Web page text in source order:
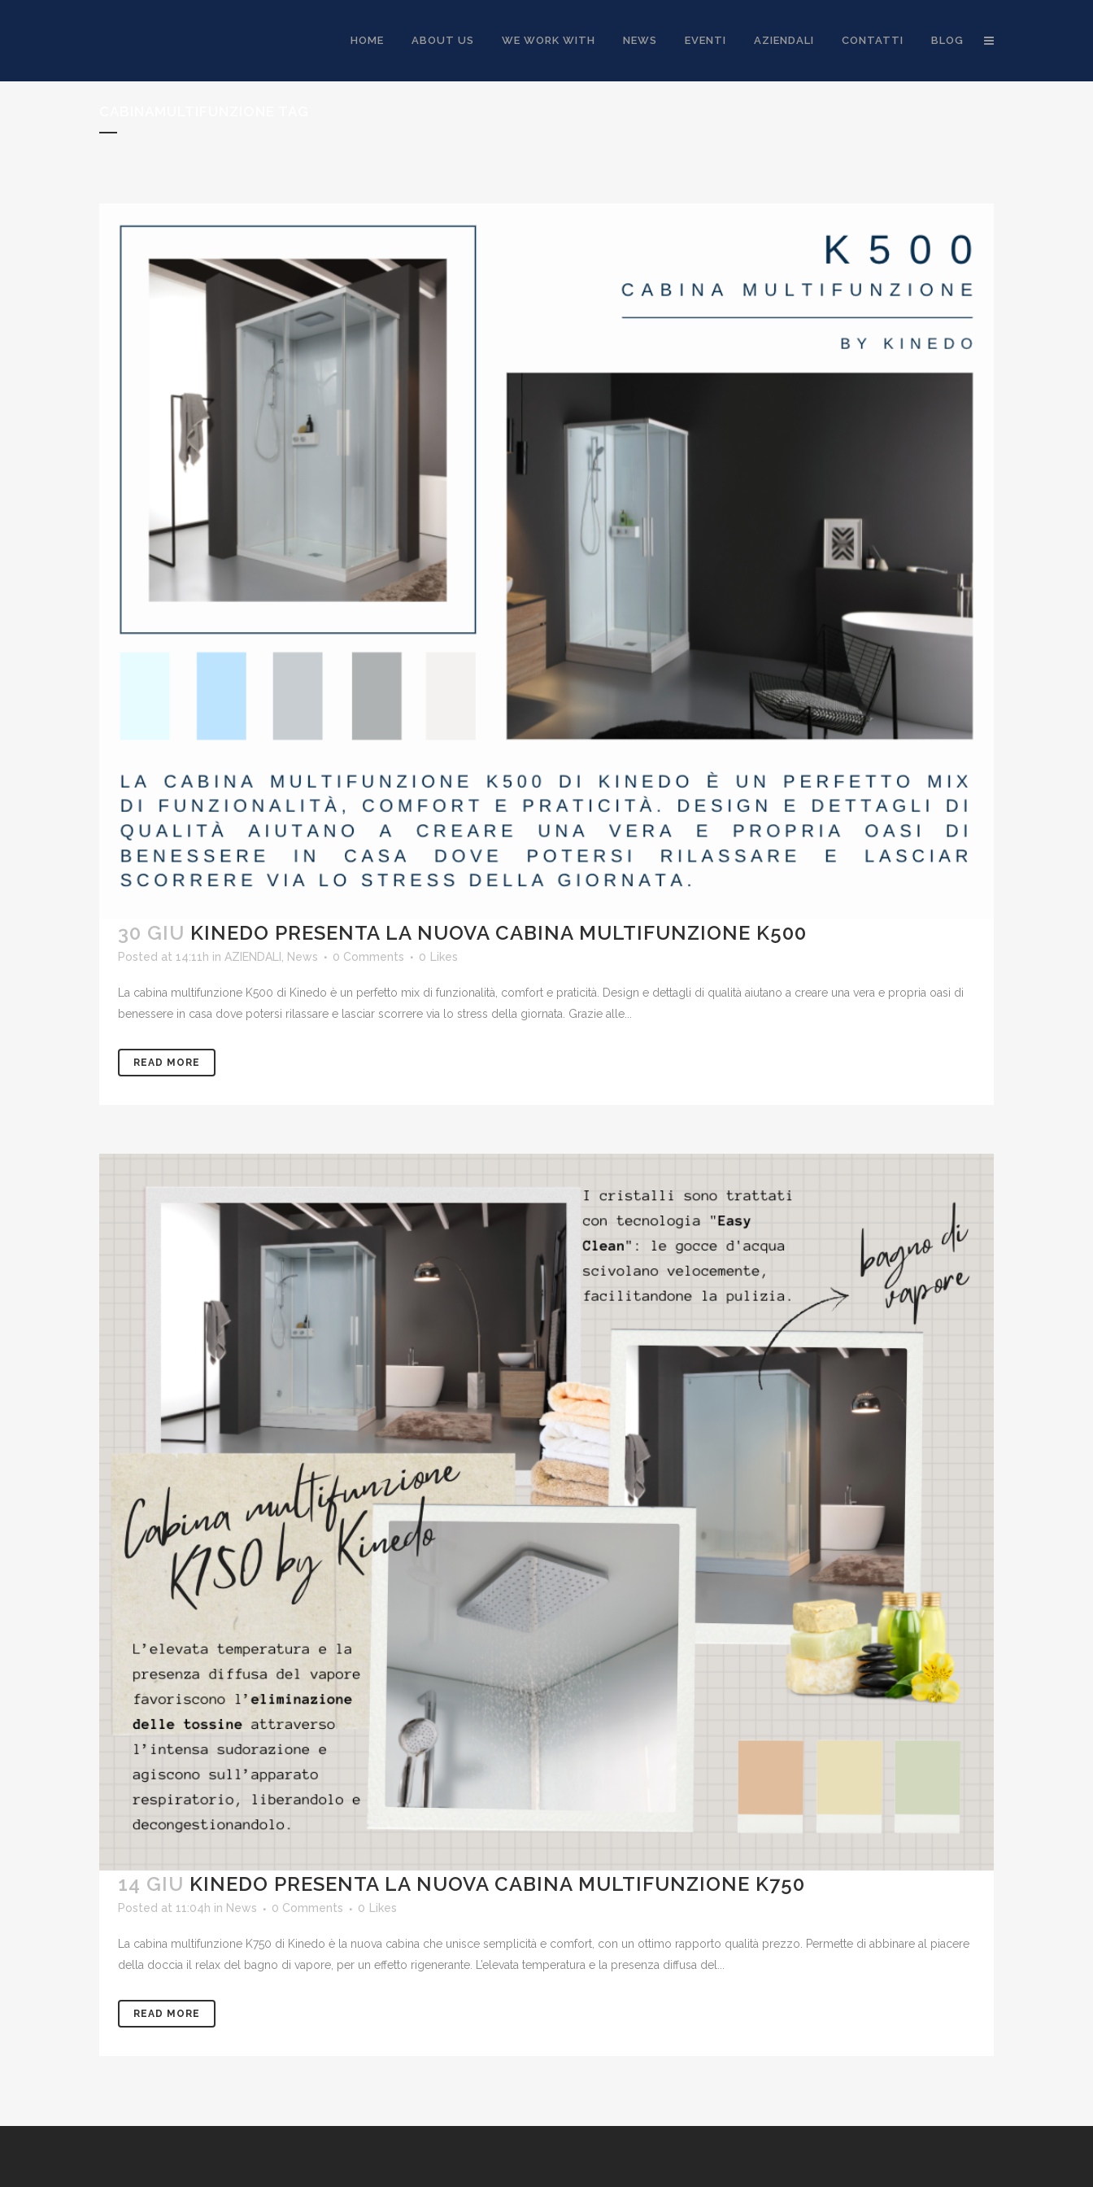
HOME ABOUT US WE WORK WITH NEWS EVENTI AZIENDALI CONTATTI BLOG
30 GIU KINEDO PRESENTA LA NUOVA CABINA MULTIFUNZIONE K500
Posted at 14:11h in AZIENDALI News 0 Comments 0 Likes
La cabina multifunzione K500 di Kinedo è un perfetto mix di funzionalità, comfort e praticità. Design e dettagli di qualità aiutano a creare una vera e propria oasi di
benessere in casa dove potersi rilassare e lasciar scorrere via lo stress della giornata. Grazie alle...
READ MORE
14 GIU KINEDO PRESENTA LA NUOVA CABINA MULTIFUNZIONE K750
Posted at 11:04h in News 0 Comments 0 Likes
La cabina multifunzione K750 di Kinedo è la nuova cabina che unisce semplicità e comfort, con un ottimo rapporto qualità prezzo. Permette di abbinare al piacere
della doccia il relax del bagno di vapore, per un effetto rigenerante. L’elevata temperatura e la presenza diffusa del...
READ MORE